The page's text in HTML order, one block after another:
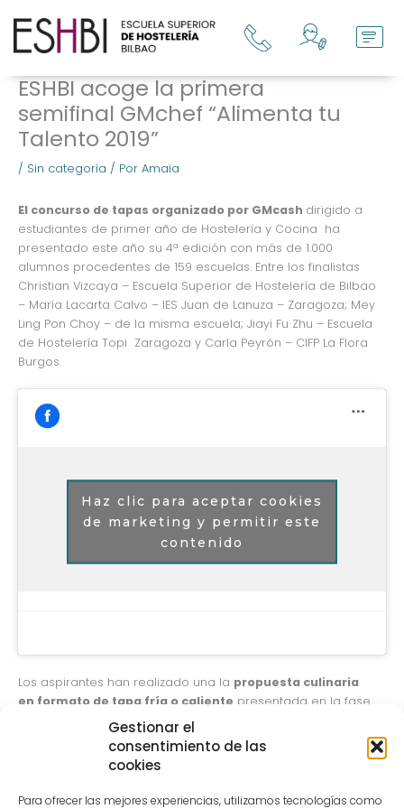
Gestionar el
consentimiento de las
cookies
Para ofrecer las mejores experiencias, utilizamos tecnologías como
contenido
ESHBI acoge la primera
semifinal GMchef “Alimenta tu
Talento 2019”
/ Sin categoría / Por Amaia
El concurso de tapas organizado por GMcash dirigido a
estudiantes de primer año de Hostelería y Cocina ha
presentado este año su 4ª edición con más de 1.000
alumnos procedentes de 159 escuelas. Entre los finalistas
Christian Vizcaya – Escuela Superior de Hostelería de Bilbao
– María Lacarta Calvo – IES Juan de Lanuza – Zaragoza; Mey
Ling Pon Choy – de la misma escuela; Jiayi Fu Zhu – Escuela
de Hostelería Topi Zaragoza y Carla Peyrón – CIFP La Flora
Burgos.
Haz clic para aceptar cookies
de marketing y permitir este
contenido
Los aspirantes han realizado una la propuesta culinaria
en formato de tapa fría o caliente presentada en la fase
inicial del concurso ante un jurado compuesto por Erlantz
Gorostiza – Presidente del Jurado y Chef 2 Estrellas Michelin –
Restaurante MB; Iván Abril – Chef – Restaurante Kimtxu
del Ensanche; Laura Curt – Directora de la Revista Vinos y